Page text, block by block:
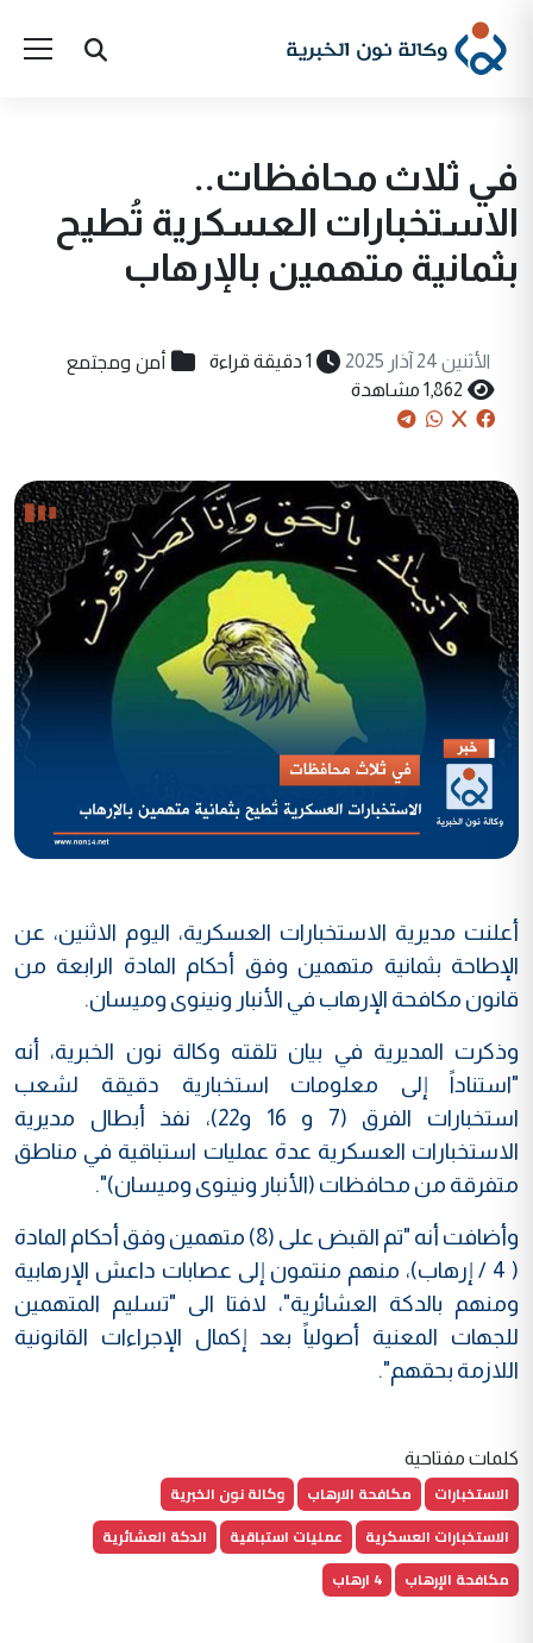
في ثلاث محافظات..
الاستخبارات العسكرية تُطيح
بثمانية متهمين بالإرهاب
الأثنين 24 آذار 2025 1 دقيقة قراءة أمن ومجتمع
1,862 مشاهدة
أعلنت مديرية الاستخبارات العسكرية، اليوم الاثنين، عن
الإطاحة بثمانية متهمين وفق أحكام المادة الرابعة من
قانون مكافحة الإرهاب في الأنبار ونينوى وميسان.
وذكرت المديرية في بيان تلقته وكالة نون الخبرية، أنه
"استناداً إلى معلومات استخبارية دقيقة لشعب
استخبارات الفرق (7 و 16 و22)، نفذ أبطال مديرية
الاستخبارات العسكرية عدة عمليات استباقية في مناطق
متفرقة من محافظات (الأنبار ونينوى وميسان)".
وأضافت أنه "تم القبض على (8) متهمين وفق أحكام المادة
( 4 / إرهاب)، منهم منتمون إلى عصابات داعش الإرهابية
ومنهم بالدكة العشائرية"، لافتا الى "تسليم المتهمين
للجهات المعنية أصولياً بعد إكمال الإجراءات القانونية
اللازمة بحقهم".
كلمات مفتاحية
الاستخبارات مكافحة الارهاب
وكالة نون الخبرية
الاستخبارات العسكرية
عمليات استباقية
الدكة العشائرية
مكافحة الإرهاب
4 ارهاب